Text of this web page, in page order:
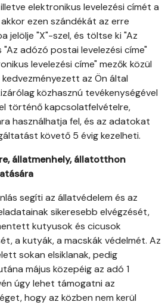
elektronikus levelezési címét a
ezen szándékát az erre
jelölje "X"-szel, és töltse ki "Az
adózó postai levelezési címe"
levelezési címe" mezők közül
az Ön által
közhasznú tevékenységével
történő kapcsolatfelvételre,
használhatja fel, és az adatokat
követő 5 évig kezelheti.
állatmenhely, állatotthon
segíti az állatvédelem és az
sikeresebb elvégzését,
kutyusok és cicusok
a kutyák, a macskák védelmét. Az
sokan elsiklanak, pedig
május közepéig az adó 1
úgy lehet támogatni az
hogy az közben nem kerül